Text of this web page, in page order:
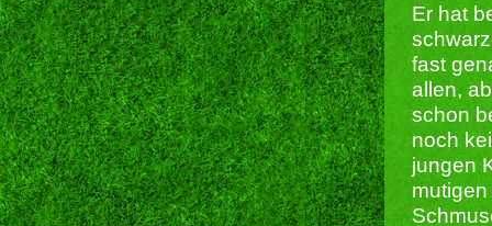
Er hat
fast
allen,
schon
noch
jungen